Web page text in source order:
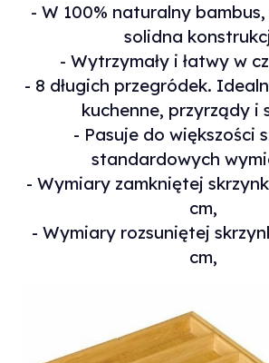
- W 100% naturalny
solidna
- Wytrzymały i łatwy w
- 8 długich przegródek.
kuchenne, przyrządy i
- Pasuje do większości
standardowych
- Wymiary zamkniętej
cm,
- Wymiary rozsuniętej
cm,